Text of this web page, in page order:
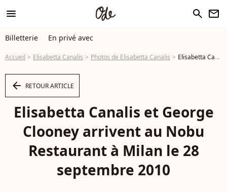
menu search newsletter
Billetterie En privé avec
Accueil Elisabetta Canalis Photos de Elisabetta Canalis Elisabetta Canalis et George Clooney arrivent au Nobu Restaurant à Milan le 28 septembre 2010 - Photo
arrow_left RETOUR ARTICLE
Elisabetta Canalis et George
Clooney arrivent au Nobu
Restaurant à Milan le 28
septembre 2010